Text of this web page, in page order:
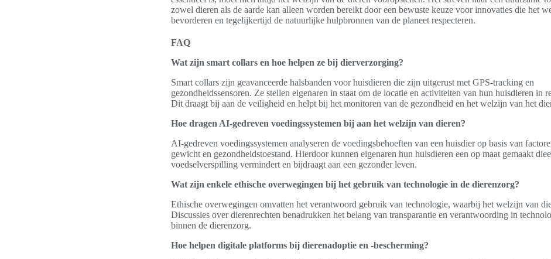
zowel dieren als de aarde kan alleen worden bereikt door een bewuste keuze voor innovaties die het
bevorderen en tegelijkertijd de natuurlijke hulpbronnen van de planeet respecteren.
FAQ
Wat zijn smart collars en hoe helpen ze bij dierverzorging?
Smart collars zijn geavanceerde halsbanden voor huisdieren die zijn uitgerust met GPS-tracking en
gezondheidssensoren. Ze stellen eigenaren in staat om de locatie en activiteiten van hun huisdieren in
Dit draagt bij aan de veiligheid en helpt bij het monitoren van de gezondheid en het welzijn van het
Hoe dragen AI-gedreven voedingssystemen bij aan het welzijn van dieren?
AI-gedreven voedingssystemen analyseren de voedingsbehoeften van een huisdier op basis van
gewicht en gezondheidstoestand. Hierdoor kunnen eigenaren hun huisdieren een op maat gemaakt
voedselverspilling vermindert en bijdraagt aan een gezonder leven.
Wat zijn enkele ethische overwegingen bij het gebruik van technologie in de dierenzorg?
Ethische overwegingen omvatten het verantwoord gebruik van technologie, waarbij het welzijn van
Discussies over dierenrechten benadrukken het belang van transparantie en verantwoording in
binnen de dierenzorg.
Hoe helpen digitale platforms bij dierenadoptie en -bescherming?